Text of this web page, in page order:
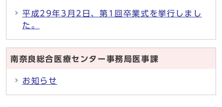
平成29年3月2日、第1回卒業式を挙行しまし
た。
南奈良総合医療センター事務局医事課
お知らせ